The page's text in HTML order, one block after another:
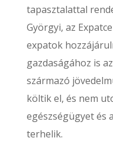
tapasztalattal
Györgyi, az
expatok
gazdaságához is
származó
költik el, és nem
egészségügyet és
terhelik.